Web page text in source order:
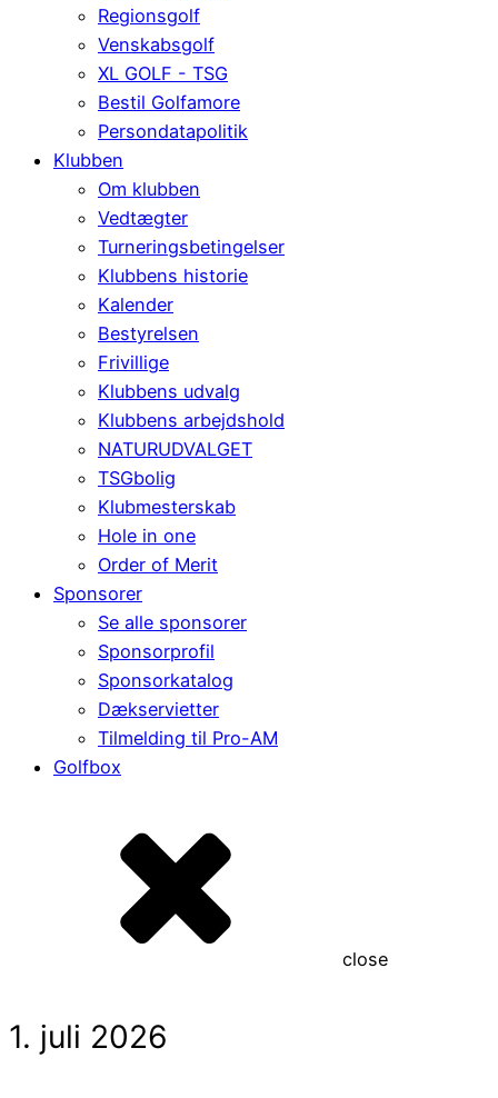
Regionsgolf
Venskabsgolf
XL GOLF - TSG
Bestil Golfamore
Persondatapolitik
Klubben
Om klubben
Vedtægter
Turneringsbetingelser
Klubbens historie
Kalender
Bestyrelsen
Frivillige
Klubbens udvalg
Klubbens arbejdshold
NATURUDVALGET
TSGbolig
Klubmesterskab
Hole in one
Order of Merit
Sponsorer
Se alle sponsorer
Sponsorprofil
Sponsorkatalog
Dækservietter
Tilmelding til Pro-AM
Golfbox
close
1. juli 2026